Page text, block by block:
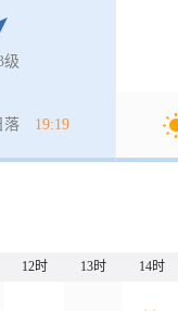
级
落 19:19
12时 13时 14时